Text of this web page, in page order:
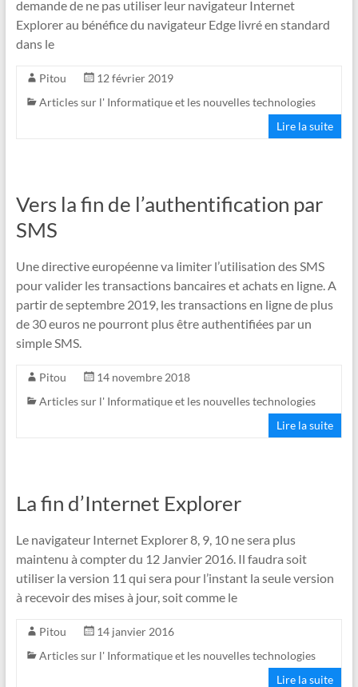
demande de ne pas utiliser leur navigateur Internet
Explorer au bénéfice du navigateur Edge livré en standard
dans le
Pitou
12 février 2019
Articles sur l' Informatique et les nouvelles technologies
Lire la suite
Vers la fin de l’authentification par
SMS
Une directive européenne va limiter l’utilisation des SMS
pour valider les transactions bancaires et achats en ligne. A
partir de septembre 2019, les transactions en ligne de plus
de 30 euros ne pourront plus être authentifiées par un
simple SMS.
Pitou
14 novembre 2018
Articles sur l' Informatique et les nouvelles technologies
Lire la suite
La fin d’Internet Explorer
Le navigateur Internet Explorer 8, 9, 10 ne sera plus
maintenu à compter du 12 Janvier 2016. Il faudra soit
utiliser la version 11 qui sera pour l’instant la seule version
à recevoir des mises à jour, soit comme le
Pitou
14 janvier 2016
Articles sur l' Informatique et les nouvelles technologies
Lire la suite